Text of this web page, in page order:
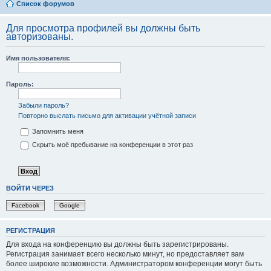
Список форумов
Для просмотра профилей вы должны быть
авторизованы.
Имя пользователя:
Пароль:
Забыли пароль?
Повторно выслать письмо для активации учётной записи
Запомнить меня
Скрыть моё пребывание на конференции в этот раз
ВОЙТИ ЧЕРЕЗ
Facebook Google
РЕГИСТРАЦИЯ
Для входа на конференцию вы должны быть зарегистрированы.
Регистрация занимает всего несколько минут, но предоставляет вам
более широкие возможности. Администратором конференции могут быть